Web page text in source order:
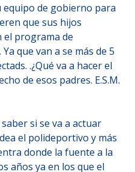
equipo de gobierno para
que sus hijos
programa de
que van a se más de 5
.¿Qué va a hacer el
de esos padres. E.S.M.
si se va a actuar
el polideportivo y más
donde la fuente a la
años ya en los que el